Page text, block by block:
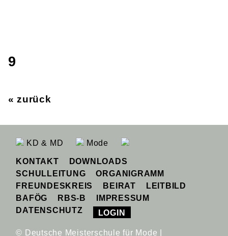
9
« zurück
KD & MD Mode
KONTAKT
DOWNLOADS
SCHULLEITUNG
ORGANIGRAMM
FREUNDESKREIS
BEIRAT
LEITBILD
BAFÖG
RBS-B
IMPRESSUM
DATENSCHUTZ
LOGIN
© Deutsche Meisterschule für Mode |